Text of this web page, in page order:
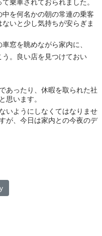
乗車されておられました。
を何名かの朝の常連の乗客
いと少し気持ちが安らぎま
窓を眺めながら家内に、
う。良い店を見つけておい
あったり、休暇を取られた社
思います。
いようにしなくてはなりませ
が、今日は家内との今夜のデ